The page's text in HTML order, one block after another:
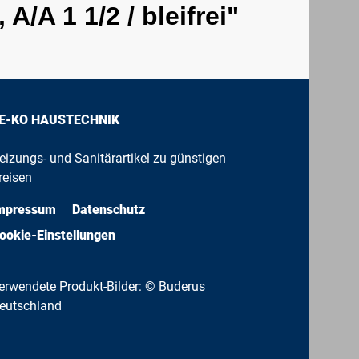
A 1 1/2 / bleifrei"
KO HAUSTECHNIK
und Sanitärartikel zu günstigen
Datenschutz
Einstellungen
Produkt-Bilder: © Buderus